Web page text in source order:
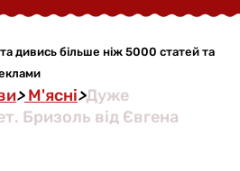
та дивись більше ніж 5000 статей та
>М'ясні>Дуже
Бризоль від Євгена